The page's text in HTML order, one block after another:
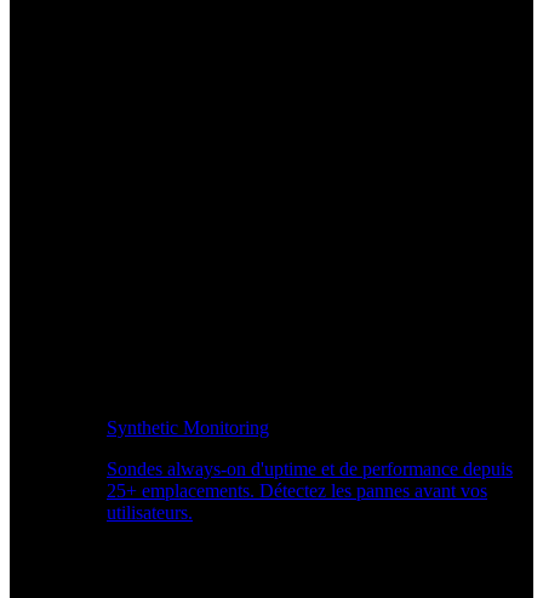
Synthetic Monitoring
Sondes always-on d'uptime et de performance depuis
25+ emplacements. Détectez les pannes avant vos
utilisateurs.